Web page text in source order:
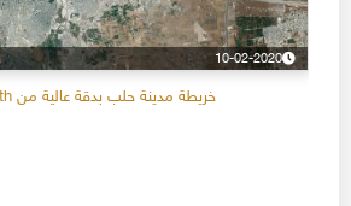
10-02-2020
خريطة مدينة حلب بدقة عالية من Google Earth